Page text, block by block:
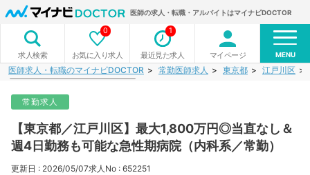
医師の求人・転職・アルバイトはマイナビDOCTOR
求人検索 お気に入り求人
0
最近見た求人
1
マイページ MENU
医師求人・転職のマイナビDOCTOR 常勤医師求人 東京都 江戸川区
常勤求人
【東京都／江戸川区】最大1,800万円◎当直なし＆
週4日勤務も可能な急性期病院（内科系／常勤）
更新日 : 2026/05/07求人No : 652251